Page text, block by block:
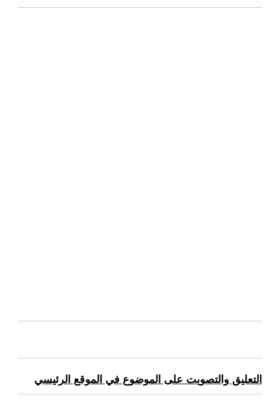
التعليق والتصويت على الموضوع في الموقع الرئيسي